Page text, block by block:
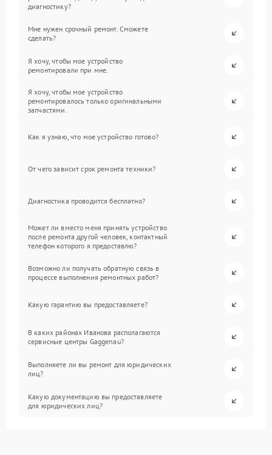
диагностику?
Мне нужен срочный ремонт. Сможете
сделать?
Я хочу, чтобы мое устройство
ремонтировали при мне.
Я хочу, чтобы мое устройство
ремонтировалось только оригинальными
запчастями.
Как я узнаю, что мое устройство готово?
От чего зависит срок ремонта техники?
Диагностика проводится бесплатно?
Может ли вместо меня принять устройство
после ремонта другой человек, контактный
телефон которого я предоставлю?
Возможно ли получать обратную связь в
процессе выполнения ремонтных работ?
Какую гарантию вы предоставляете?
В каких районах Иванова располагаются
сервисные центры Gaggenau?
Выполняете ли вы ремонт для юридических
лиц?
Какую документацию вы предоставляете
для юридических лиц?